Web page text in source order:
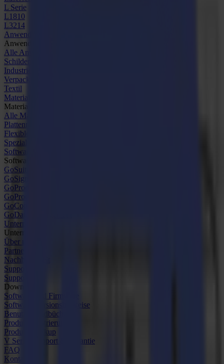
L Serie
L1810
L3214
Anwendungen
Anwendungen
Alle Anwendungen
Schilder & Displays
Industrie
Verpackung
Textil
Materialien
Materialien
Alle Materialien
Plattenmaterialien
Flexible Materialien
Spezialmaterialien
Software
Software
GoSuite
GoSign Vinylplotter
GoProduce Flachbett
GoProduce Laser
GoConnect Automatisierung
GoData Management
Unternehmen
Unternehmen
Über uns
Partner
Nachhaltigkeit
Support
Support
Downloads
Software und Firmware
Software-Versionshinweise
Benutzerhandbücher
Produktregistrierung
Produkt-Backup
V Series Support & Garantie
FAQ
Kontakt